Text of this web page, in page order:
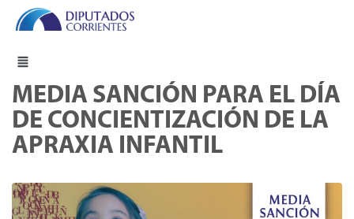
MEDIA SANCIÓN PARA EL DÍA
DE CONCIENTIZACIÓN DE LA
APRAXIA INFANTIL